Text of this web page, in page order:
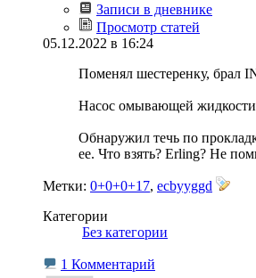
Записи в дневнике
Просмотр статей
05.12.2022 в 16:24
Поменял шестеренку, брал
Насос омывающей
Обнаружил течь по
ее. Что взять? Erling? Не
Метки: 0+0+0+17, ecbyyggd
Категории
Без категории
1 Комментарий